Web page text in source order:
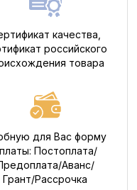
качества,
российского
товара
для Вас форму
Постоплата/
Аванс/
Грант/Рассрочка